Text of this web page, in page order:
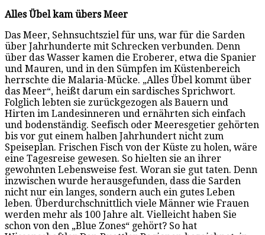
Alles Übel kam übers Meer
Das Meer, Sehnsuchtsziel für uns, war für die Sarden
über Jahrhunderte mit Schrecken verbunden. Denn
über das Wasser kamen die Eroberer, etwa die Spanier
und Mauren, und in den Sümpfen im Küstenbereich
herrschte die Malaria-Mücke. „Alles Übel kommt über
das Meer“, heißt darum ein sardisches Sprichwort.
Folglich lebten sie zurückgezogen als Bauern und
Hirten im Landesinneren und ernährten sich einfach
und bodenständig. Seefisch oder Meeresgetier gehörten
bis vor gut einem halben Jahrhundert nicht zum
Speiseplan. Frischen Fisch von der Küste zu holen, wäre
eine Tagesreise gewesen. So hielten sie an ihrer
gewohnten Lebensweise fest. Woran sie gut taten. Denn
inzwischen wurde herausgefunden, dass die Sarden
nicht nur ein langes, sondern auch ein gutes Leben
leben. Überdurchschnittlich viele Männer wie Frauen
werden mehr als 100 Jahre alt. Vielleicht haben Sie
schon von den „Blue Zones“ gehört? So hat